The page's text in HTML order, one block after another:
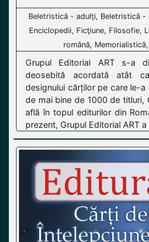
Beletristică - adulţi, Beletristică
Enciclopedii, Ficţiune, Filosofie,
română,
Grupul Editorial ART s-a
deosebită acordată atât
designului cărților pe care le-
de mai bine de 1000 de titluri,
află în topul editurilor din
prezent, Grupul Editorial ART